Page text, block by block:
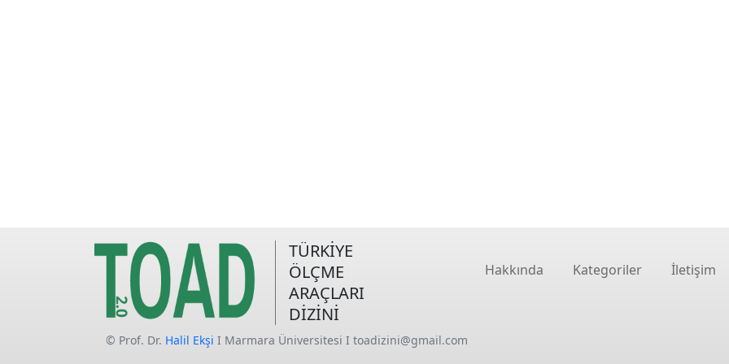
TÜRKİYE
ÖLÇME
ARAÇLARI
DİZİNİ
Hakkında Kategoriler İletişim
© Prof. Dr. Halil Ekşi I Marmara Üniversitesi I toadizini@gmail.com